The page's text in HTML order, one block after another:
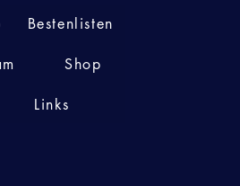
Bestenlisten
Shop
Links